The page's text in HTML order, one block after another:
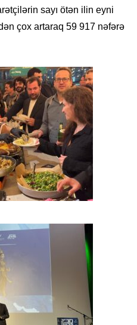
sayı ötən ilin eyni
çox artaraq 59 917 nəfərə